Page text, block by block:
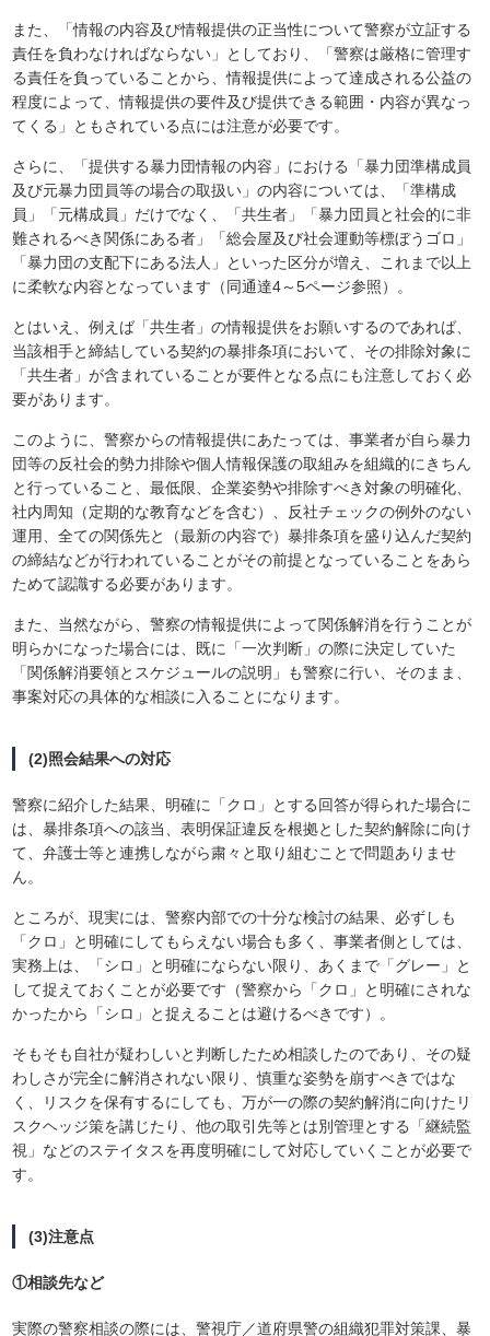
また、「情報の内容及び情報提供の正当性について警察が立証する
責任を負わなければならない」としており、「警察は厳格に管理す
る責任を負っていることから、情報提供によって達成される公益の
程度によって、情報提供の要件及び提供できる範囲・内容が異なっ
てくる」ともされている点には注意が必要です。
さらに、「提供する暴力団情報の内容」における「暴力団準構成員
及び元暴力団員等の場合の取扱い」の内容については、「準構成
員」「元構成員」だけでなく、「共生者」「暴力団員と社会的に非
難されるべき関係にある者」「総会屋及び社会運動等標ぼうゴロ」
「暴力団の支配下にある法人」といった区分が増え、これまで以上
に柔軟な内容となっています（同通達4～5ページ参照）。
とはいえ、例えば「共生者」の情報提供をお願いするのであれば、
当該相手と締結している契約の暴排条項において、その排除対象に
「共生者」が含まれていることが要件となる点にも注意しておく必
要があります。
このように、警察からの情報提供にあたっては、事業者が自ら暴力
団等の反社会的勢力排除や個人情報保護の取組みを組織的にきちん
と行っていること、最低限、企業姿勢や排除すべき対象の明確化、
社内周知（定期的な教育などを含む）、反社チェックの例外のない
運用、全ての関係先と（最新の内容で）暴排条項を盛り込んだ契約
の締結などが行われていることがその前提となっていることをあら
ためて認識する必要があります。
また、当然ながら、警察の情報提供によって関係解消を行うことが
明らかになった場合には、既に「一次判断」の際に決定していた
「関係解消要領とスケジュールの説明」も警察に行い、そのまま、
事案対応の具体的な相談に入ることになります。
(2)照会結果への対応
警察に紹介した結果、明確に「クロ」とする回答が得られた場合に
は、暴排条項への該当、表明保証違反を根拠とした契約解除に向け
て、弁護士等と連携しながら粛々と取り組むことで問題ありませ
ん。
ところが、現実には、警察内部での十分な検討の結果、必ずしも
「クロ」と明確にしてもらえない場合も多く、事業者側としては、
実務上は、「シロ」と明確にならない限り、あくまで「グレー」と
して捉えておくことが必要です（警察から「クロ」と明確にされな
かったから「シロ」と捉えることは避けるべきです）。
そもそも自社が疑わしいと判断したため相談したのであり、その疑
わしさが完全に解消されない限り、慎重な姿勢を崩すべきではな
く、リスクを保有するにしても、万が一の際の契約解消に向けたリ
スクヘッジ策を講じたり、他の取引先等とは別管理とする「継続監
視」などのステイタスを再度明確にして対応していくことが必要で
す。
(3)注意点
①相談先など
実際の警察相談の際には、警視庁／道府県警の組織犯罪対策課、暴